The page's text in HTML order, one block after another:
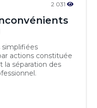
2 031
simplifiées
actions constituée
la séparation des